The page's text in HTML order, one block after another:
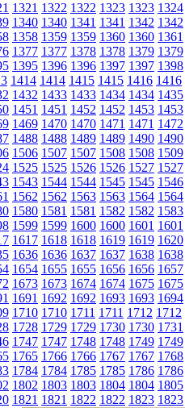
1321 1322 1322 1323 1323 1324
1340 1340 1341 1341 1342 1342
1358 1359 1359 1360 1360 1361
1377 1377 1378 1378 1379 1379
1395 1396 1396 1397 1397 1398
1414 1414 1415 1415 1416 1416
1432 1433 1433 1434 1434 1435
1451 1451 1452 1452 1453 1453
1469 1470 1470 1471 1471 1472
1488 1488 1489 1489 1490 1490
1506 1507 1507 1508 1508 1509
1525 1525 1526 1526 1527 1527
1543 1544 1544 1545 1545 1546
1562 1562 1563 1563 1564 1564
1580 1581 1581 1582 1582 1583
1599 1599 1600 1600 1601 1601
1617 1618 1618 1619 1619 1620
1636 1636 1637 1637 1638 1638
1654 1655 1655 1656 1656 1657
1673 1673 1674 1674 1675 1675
1691 1692 1692 1693 1693 1694
1710 1710 1711 1711 1712 1712
1728 1729 1729 1730 1730 1731
1747 1747 1748 1748 1749 1749
1765 1766 1766 1767 1767 1768
1784 1784 1785 1785 1786 1786
1802 1803 1803 1804 1804 1805
1821 1821 1822 1822 1823 1823